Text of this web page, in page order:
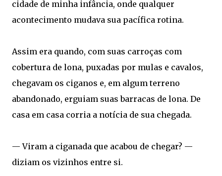
cidade de minha infância, onde qualquer
acontecimento mudava sua pacífica rotina.
Assim era quando, com suas carroças com
cobertura de lona, puxadas por mulas e cavalos,
chegavam os ciganos e, em algum terreno
abandonado, erguiam suas barracas de lona. De
casa em casa corria a notícia de sua chegada.
— Viram a ciganada que acabou de chegar? —
diziam os vizinhos entre si.